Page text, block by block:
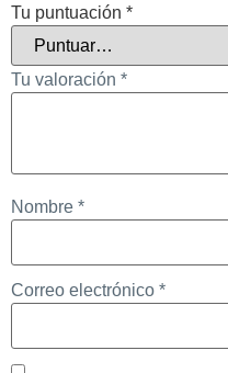
Tu puntuación *
Tu valoración *
Nombre *
Correo electrónico *